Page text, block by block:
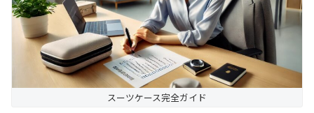
スーツケース完全ガイド